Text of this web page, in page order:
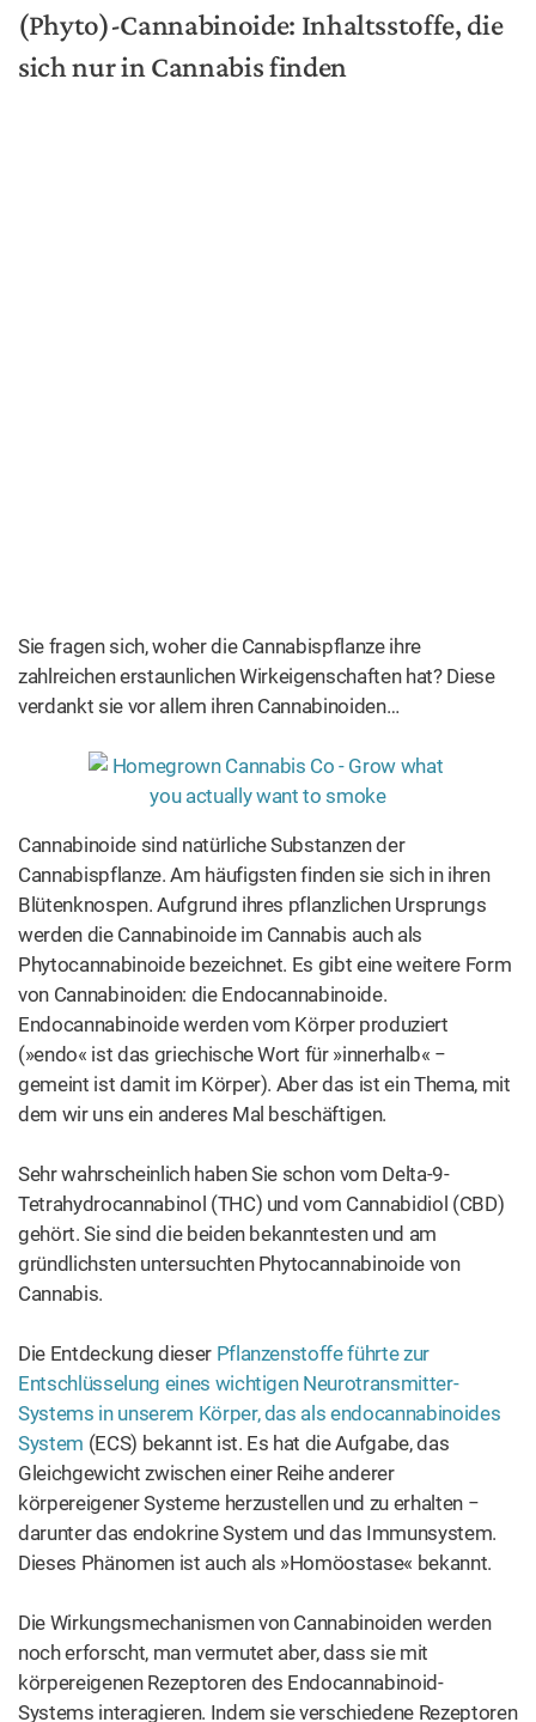
(Phyto)-Cannabinoide: Inhaltsstoffe, die
sich nur in Cannabis finden
dem wir uns ein anderes Mal beschäftigen.
Sehr wahrscheinlich haben Sie schon vom Delta-9-
gehört. Sie sind die beiden bekanntesten und am
gründlichsten untersuchten Phytocannabinoide von
Die Entdeckung dieserPflanzenstoffe führte zur
Entschlüsselung eines wichtigen Neurotransmitter-
Systems in unserem Körper, das als endocannabinoides
System(ECS) bekannt ist. Es hat die Aufgabe, das
Gleichgewicht zwischen einer Reihe anderer
körpereigener Systeme herzustellen und zu erhalten −
darunter das endokrine System und das Immunsystem.
Dieses Phänomen ist auch als »Homöostase« bekannt.
noch erforscht, man vermutet aber, dass sie mit
körpereigenen Rezeptoren des Endocannabinoid-
Systems interagieren. Indem sie verschiedene Rezeptoren
binden oder beeinflussen, erzeugen die Cannabinoide
einzigartige Effekte.
Dabei muss angemerkt werden, dass Phytocannabinoide
in frischem Cannabis in ihren sauren Formen vorhanden
sind. Das bedeutet, dass es unmöglich ist, von rohem
Cannabis high zu werden − seine THC-Säure wirkt nicht
psychotrop, das heißt, sie hat keinen Einfluss auf die
menschliche Psyche. Wie also erhalten wir psychotropes
THC?
Form von THC) gebildet wird. Durch phytocannabinoide
Biosynthese – die Kombination von Olivetolsäure
und/oder Divarinsäure mit Geranylpyrophosphat –